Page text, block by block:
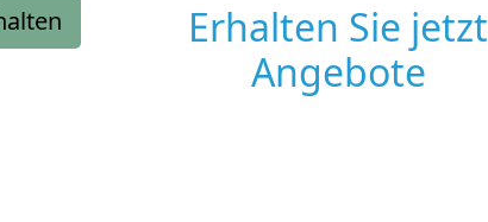
Erhalten Sie jetzt
Angebote